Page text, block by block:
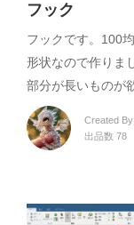
フック
フックです。100
形状なので作りま
部分が長いものが
Created By
出品数 78